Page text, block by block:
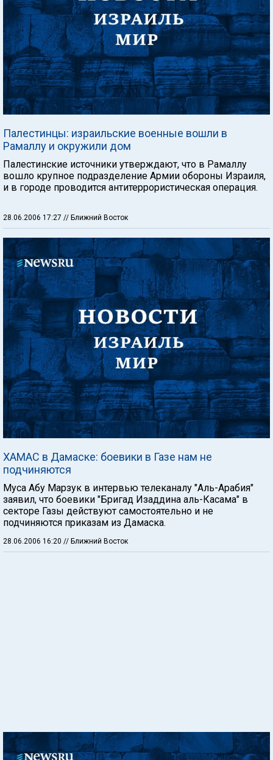
Палестинцы: израильские военные вошли в
Рамаллу и окружили дом
Палестинские источники утверждают, что в Рамаллу
вошло крупное подразделение Армии обороны Израиля,
и в городе проводится антитеррористическая операция.
28.06.2006 17:27 // Ближний Восток
ХАМАС в Дамаске: боевики в Газе нам не
подчиняются
Муса Абу Марзук в интервью телеканалу "Аль-Арабия"
заявил, что боевики "Бригад Изаддина аль-Касама" в
секторе Газы действуют самостоятельно и не
подчиняются приказам из Дамаска.
28.06.2006 16:20 // Ближний Восток